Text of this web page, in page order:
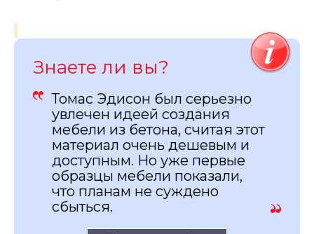
Знаете ли вы?
Томас Эдисон был серьезно
увлечен идеей создания
мебели из бетона, считая этот
материал очень дешевым и
доступным. Но уже первые
образцы мебели показали,
что планам не суждено
сбыться.